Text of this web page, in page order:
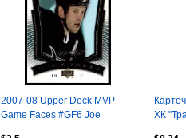
2007-08 Upper Deck MVP
Game Faces #GF6 Joe
ХК